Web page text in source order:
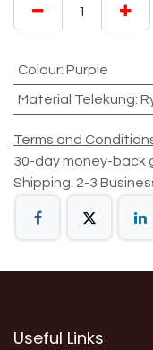
Colour: Purple
Material Telekung:
Terms and
30-day money-back
Shipping: 2-3
Useful Links